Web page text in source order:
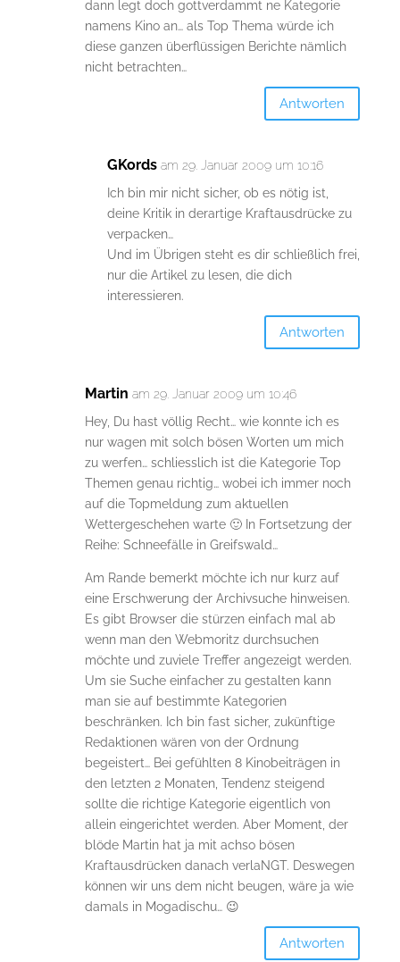
dann legt doch gottverdammt ne Kategorie
namens Kino an… als Top Thema würde ich
diese ganzen überflüssigen Berichte nämlich
nicht betrachten…
Antworten
GKords am 29. Januar 2009 um 10:16
Ich bin mir nicht sicher, ob es nötig ist,
deine Kritik in derartige Kraftausdrücke zu
verpacken…
Und im Übrigen steht es dir schließlich frei,
nur die Artikel zu lesen, die dich
interessieren.
Antworten
Martin am 29. Januar 2009 um 10:46
Hey, Du hast völlig Recht… wie konnte ich es
nur wagen mit solch bösen Worten um mich
zu werfen… schliesslich ist die Kategorie Top
Themen genau richtig… wobei ich immer noch
auf die Topmeldung zum aktuellen
Wettergeschehen warte 🙂 In Fortsetzung der
Reihe: Schneefälle in Greifswald…
Am Rande bemerkt möchte ich nur kurz auf
eine Erschwerung der Archivsuche hinweisen.
Es gibt Browser die stürzen einfach mal ab
wenn man den Webmoritz durchsuchen
möchte und zuviele Treffer angezeigt werden.
Um sie Suche einfacher zu gestalten kann
man sie auf bestimmte Kategorien
beschränken. Ich bin fast sicher, zukünftige
Redaktionen wären von der Ordnung
begeistert… Bei gefühlten 8 Kinobeiträgen in
den letzten 2 Monaten, Tendenz steigend
sollte die richtige Kategorie eigentlich von
allein eingerichtet werden. Aber Moment, der
blöde Martin hat ja mit achso bösen
Kraftausdrücken danach verlaNGT. Deswegen
können wir uns dem nicht beugen, wäre ja wie
damals in Mogadischu… 😉
Antworten